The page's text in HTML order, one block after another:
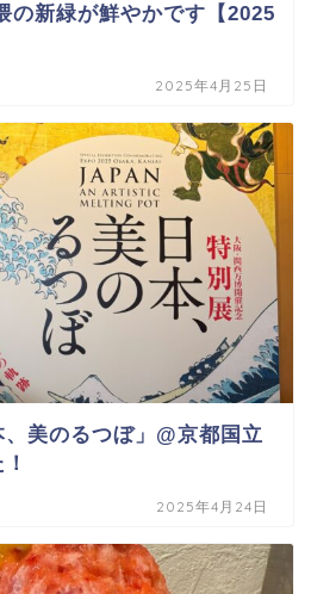
の新緑が鮮やかです【2025
2025年4月25日
美のるつぼ」@京都国立
2025年4月24日